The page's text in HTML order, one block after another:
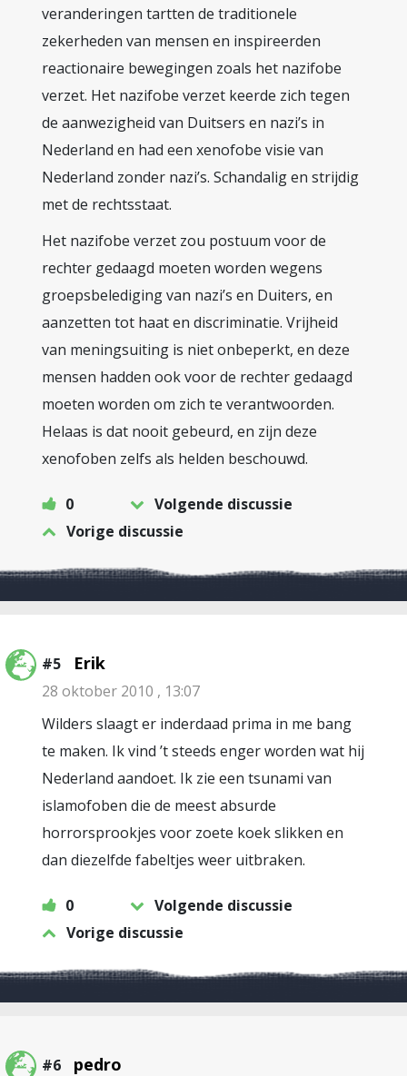
veranderingen tartten de traditionele
zekerheden van mensen en inspireerden
reactionaire bewegingen zoals het nazifobe
verzet. Het nazifobe verzet keerde zich tegen
de aanwezigheid van Duitsers en nazi’s in
Nederland en had een xenofobe visie van
Nederland zonder nazi’s. Schandalig en strijdig
met de rechtsstaat.
Het nazifobe verzet zou postuum voor de
rechter gedaagd moeten worden wegens
groepsbelediging van nazi’s en Duiters, en
aanzetten tot haat en discriminatie. Vrijheid
van meningsuiting is niet onbeperkt, en deze
mensen hadden ook voor de rechter gedaagd
moeten worden om zich te verantwoorden.
Helaas is dat nooit gebeurd, en zijn deze
xenofoben zelfs als helden beschouwd.
0
Volgende discussie
Vorige discussie
#5 Erik
28 oktober 2010 , 13:07
Wilders slaagt er inderdaad prima in me bang
te maken. Ik vind ’t steeds enger worden wat hij
Nederland aandoet. Ik zie een tsunami van
islamofoben die de meest absurde
horrorsprookjes voor zoete koek slikken en
dan diezelfde fabeltjes weer uitbraken.
0
Volgende discussie
Vorige discussie
#6 pedro